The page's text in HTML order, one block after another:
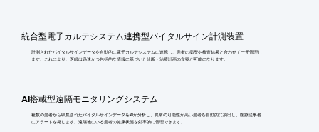
統合型電子カルテシステム連携型バイタルサイン計測装置
計測されたバイタルサインデータを自動的に電子カルテシステムに連携し、患者の病歴や検査結果と合わせて一元管理し
ます。これにより、医師は迅速かつ包括的な情報に基づいた診断・治療計画の立案が可能になります。
AI搭載型遠隔モニタリングシステム
複数の患者から収集されたバイタルサインデータをAIが分析し、異常の可能性が高い患者を自動的に抽出し、医療従事者
にアラートを発します。遠隔地にいる患者の健康状態を効率的に管理できます。